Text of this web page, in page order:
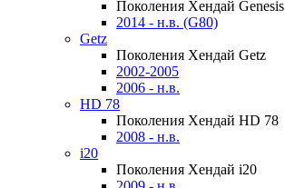
Поколения Хендай Genesis
2014 - н.в. (G80)
Getz
Поколения Хендай Getz
2002-2005
2006 - н.в.
HD 78
Поколения Хендай HD 78
2008 - н.в.
i20
Поколения Хендай i20